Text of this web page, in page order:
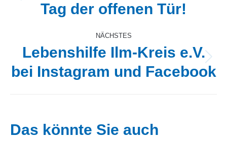
Beitrag:
Tag der offenen Tür!
NÄCHSTES
Beitrag:
Lebenshilfe Ilm-Kreis e.V.
bei Instagram und Facebook
Das könnte Sie auch